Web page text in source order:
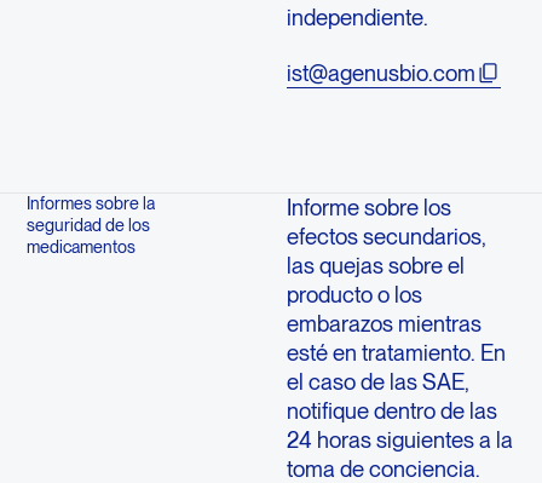
independiente.
ist@agenusbio.com
Informes sobre la
seguridad de los
medicamentos
Informe sobre los
efectos secundarios,
las quejas sobre el
producto o los
embarazos mientras
esté en tratamiento. En
el caso de las SAE,
notifique dentro de las
24 horas siguientes a la
toma de conciencia.